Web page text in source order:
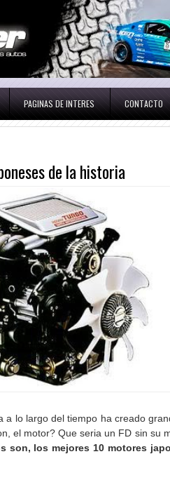
PAGINAS DE INTERES CONTACTO
de la historia
a lo largo del tiempo ha creado
el motor? Que seria un FD sin su
son, los mejores 10 motores